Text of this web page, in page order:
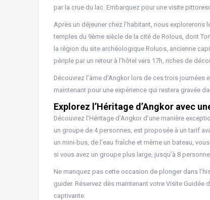
par la crue du lac. Embarquez pour une visite
Après un déjeuner chez l’habitant, nous explorerons
temples du 9ème siècle de la cité de Rolous, dont
la région du site archéologique Roluos, ancienne
périple par un retour à l’hôtel vers 17h, riches de
Découvrez l’âme d’Angkor lors de ces trois
maintenant pour une expérience qui restera gravée
Explorez l’Héritage d’Angkor avec
Découvrez l’Héritage d’Angkor d’une manière
un groupe de 4 personnes, est proposée à un tarif
un mini-bus, de l’eau fraîche et même un bateau,
si vous avez un groupe plus large, jusqu’à 8
Ne manquez pas cette occasion de plonger dans
guider. Réservez dès maintenant votre Visite
captivante.